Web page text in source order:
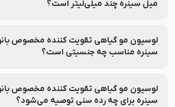
میل سینره چند میلی‌لیتر است؟
محصول درج شده است.
سینره مناسب چه جنسیتی است؟
سینره مناسب برای خانم‌ها می‌باشد.
سینره برای چه رده سنی توصیه می‌شود؟